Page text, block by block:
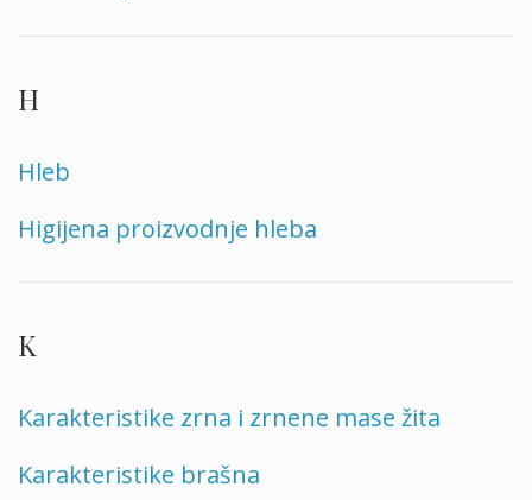
H
Hleb
Higijena proizvodnje hleba
K
Karakteristike zrna i zrnene mase žita
Karakteristike brašna